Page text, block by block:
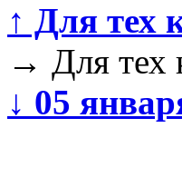
↑ Для тех
→ Для тех
↓ 05